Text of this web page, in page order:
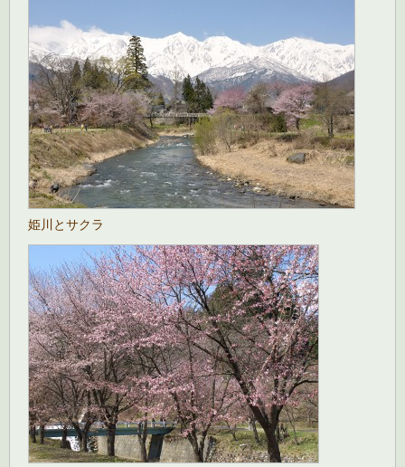
姫川とサクラ